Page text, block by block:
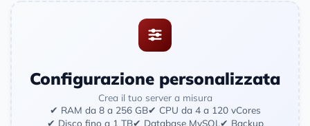
Configurazione personalizzata
Crea il tuo server a misura
✔ RAM da 8 a 256 GB✔ CPU da 4 a 120 vCores
✔ Disco fino a 1 TB✔ Database MySQL ✔ Backup